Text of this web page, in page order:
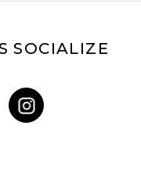
SOCIALIZE